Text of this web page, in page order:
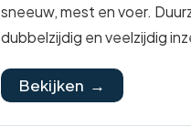
sneeuw, mest en voer.
dubbelzijdig en veelzijdig
Bekijken →